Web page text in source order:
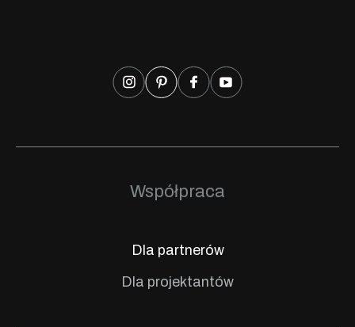
Współpraca
Dla partnerów
Dla projektantów